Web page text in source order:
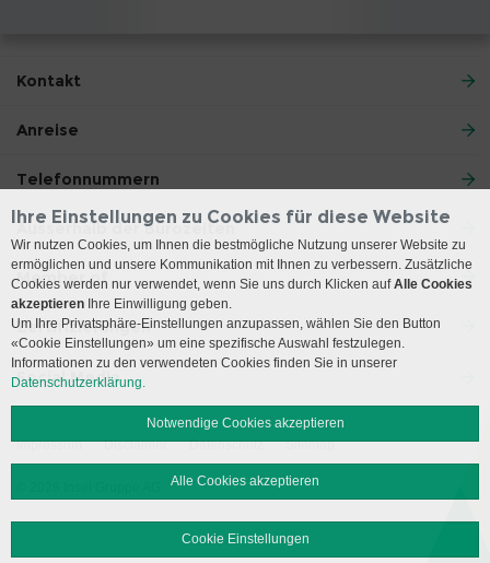
Kontakt
Anreise
Telefonnummern
Ausserhalb der Bürozeiten
Member of
Zertifizierungen
Social Media
Impressum Disclaimer Datenschutz Sitemap
Ihre Einstellungen zu Cookies für diese Website
Wir nutzen Cookies, um Ihnen die bestmögliche Nutzung unserer Website zu
ermöglichen und unsere Kommunikation mit Ihnen zu verbessern. Zusätzliche
Cookies werden nur verwendet, wenn Sie uns durch Klicken aufAlle Cookies
akzeptieren Ihre Einwilligung geben.
Um Ihre Privatsphäre-Einstellungen anzupassen, wählen Sie den Button
«Cookie Einstellungen» um eine spezifische Auswahl festzulegen.
Informationen zu den verwendeten Cookies finden Sie in unserer
Datenschutzerklärung.
Notwendige Cookies akzeptieren
Alle Cookies akzeptieren
Cookie Einstellungen